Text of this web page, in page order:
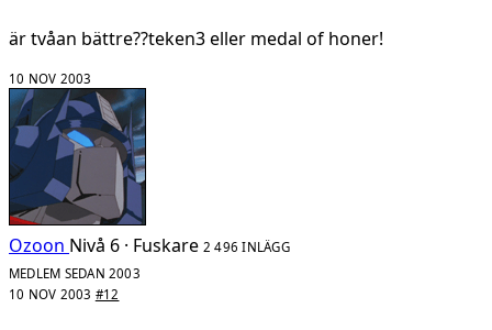
är tvåan bättre??teken3 eller medal of honer!
10 NOV 2003
Ozoon Nivå 6 · Fuskare 2 496 INLÄGG
MEDLEM SEDAN 2003
10 NOV 2003 #12